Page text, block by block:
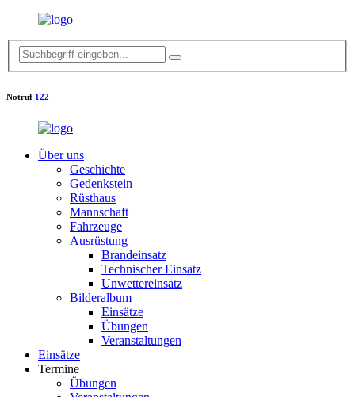
Notruf 122
Über uns
Geschichte
Gedenkstein
Rüsthaus
Mannschaft
Fahrzeuge
Ausrüstung
Brandeinsatz
Technischer Einsatz
Unwettereinsatz
Bilderalbum
Einsätze
Übungen
Veranstaltungen
Einsätze
Termine
Übungen